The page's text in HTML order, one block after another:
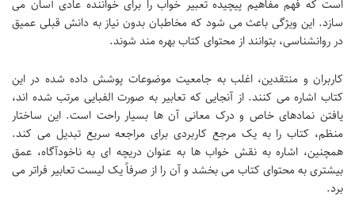
است که فهم مفاهیم پیچیده تعبیر خواب را برای خواننده عادی آسان می
سازد. این ویژگی باعث می شود که مخاطبان بدون نیاز به دانش قبلی عمیق
در روانشناسی، بتوانند از محتوای کتاب بهره مند شوند.
کاربران و منتقدین، اغلب به جامعیت موضوعات پوشش داده شده در این
کتاب اشاره می کنند. از آنجایی که تعابیر به صورت الفبایی مرتب شده اند،
یافتن نمادهای خاص و درک معانی آن ها بسیار راحت است. این ساختار
منظم، کتاب را به یک مرجع کاربردی برای مراجعه سریع تبدیل می کند.
همچنین، اشاره به نقش خواب ها به عنوان دریچه ای به ناخودآگاه، عمق
بیشتری به محتوای کتاب می بخشد و آن را از صرفاً یک لیست تعابیر فراتر می
برد.